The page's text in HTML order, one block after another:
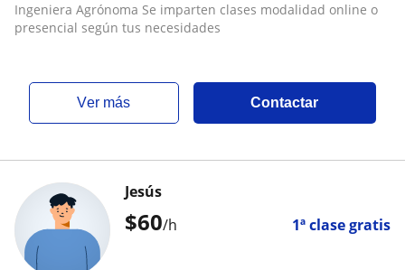
Ingeniera Agrónoma Se imparten clases modalidad online o
presencial según tus necesidades
ver más Contactar
$60/h 1ª clase gratis
Jesús